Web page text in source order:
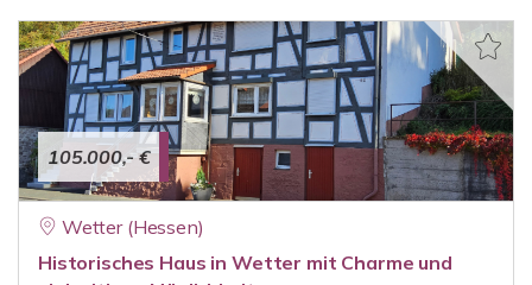
105.000,- €
Wetter (Hessen)
Historisches Haus in Wetter mit Charme und